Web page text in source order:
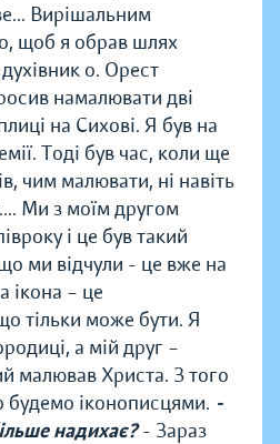
Вирішальним
щоб я обрав шлях
о. Орест
намалювати дві
на Сихові. Я був на
Тоді був час, коли ще
чим малювати, ні навіть
Ми з моїм другом
і це був такий
ми відчули - це вже на
ікона – це
тільки може бути. Я
а мій друг –
малював Христа. З того
будемо іконописцями. -
надихає?- Зараз